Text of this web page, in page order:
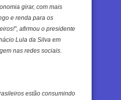
girar, com mais
e renda para os
afirmou o presidente
Lula da Silva em
nas redes sociais.
estão consumindo